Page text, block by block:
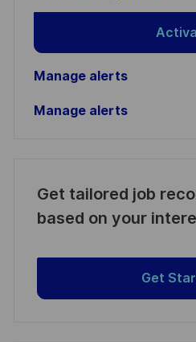
Manage alerts
Manage alerts
Get tailored job
based on your
Get